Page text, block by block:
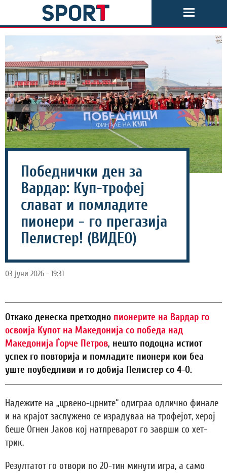
Победнички ден за
Вардар: Куп-трофеј
слават и помладите
пионери - го прегазија
Пелистер! (ВИДЕО)
03 јуни 2026 - 19:31
Oткако денеска претходно пионерите на Вардар го
освоија Купот на Македонија со победа над
Македонија Ѓорче Петров, нешто подоцна истиот
успех го повторија и помладите пионери кои беа
уште поубедливи и го добија Пелистер со 4-0.
Надежите на „црвено-црните“ одиграа одлично финале
и на крајот заслужено се израдуваа на трофејот, херој
беше Огнен Јаков кој натпреварот го заврши со хет-
трик.
Резултатот го отвори по 20-тин минути игра, а само